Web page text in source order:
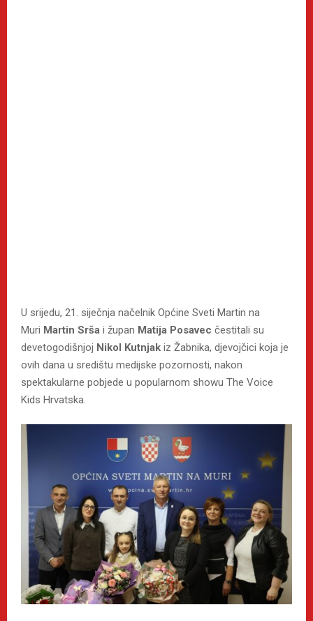
U srijedu, 21. siječnja načelnik Općine Sveti Martin na
Muri Martin Srša i župan Matija Posavec čestitali su
devetogodišnjoj Nikol Kutnjak iz Žabnika, djevojčici koja je
ovih dana u središtu medijske pozornosti, nakon
spektakularne pobjede u popularnom showu The Voice
Kids Hrvatska.